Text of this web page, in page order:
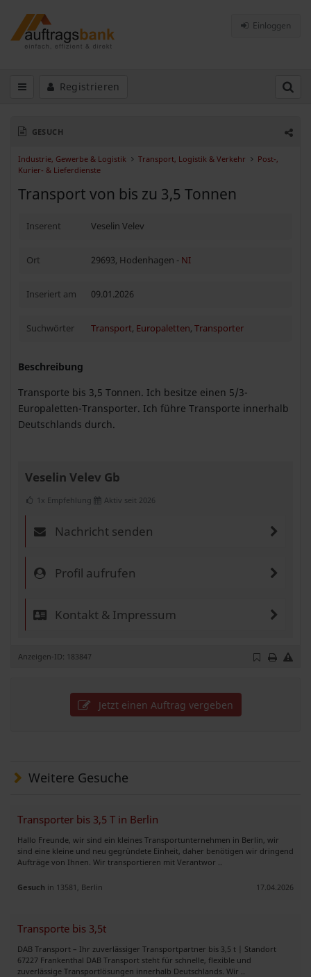
Einloggen
Registrieren
GESUCH
Industrie, Gewerbe & Logistik Transport, Logistik & Verkehr
Post-,
Kurier- & Lieferdienste
Transport von bis zu 3,5 Tonnen
Inserent Veselin Velev
Ort 29693, Hodenhagen - NI
Inseriert am 09.01.2026
Suchwörter Transport, Europaletten, Transporter
Beschreibung
Transporte bis 3,5 Tonnen. Ich besitze einen 5/3-
Europaletten-Transporter. Ich führe Transporte innerhalb
Deutschlands durch.
Veselin Velev Gb
1x Empfehlung Aktiv seit 2026
Nachricht senden
Profil aufrufen
Kontakt & Impressum
Anzeigen-ID: 183847
Jetzt einen Auftrag vergeben
Weitere Gesuche
Transporter bis 3,5 T in Berlin
Hallo Freunde, wir sind ein kleines Transportunternehmen in Berlin, wir
sind eine kleine und neu gegründete Einheit, daher benötigen wir dringend
Aufträge von Ihnen. Wir transportieren mit Verantwor ..
Gesuch in 13581, Berlin 17.04.2026
Transporte bis 3,5t
DAB Transport – Ihr zuverlässiger Transportpartner bis 3,5 t | Standort
67227 Frankenthal DAB Transport steht für schnelle, flexible und
zuverlässige Transportlösungen innerhalb Deutschlands. Wir ..